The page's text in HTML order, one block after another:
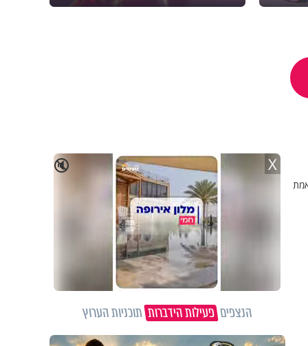
🔇 X
הנצפיםפעילות הידברותתוכניות הערוץ